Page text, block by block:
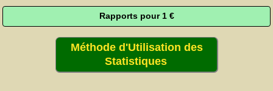
Rapports pour 1 €
Méthode d'Utilisation des
Statistiques